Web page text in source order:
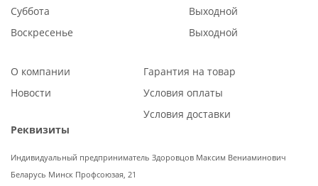
Суббота
Выходной
Воскресенье
Выходной
О компании
Новости
Гарантия на товар
Условия оплаты
Условия доставки
Реквизиты
Индивидуальный предприниматель Здоровцов Максим Вениаминович
Беларусь Минск Профсоюзая, 21